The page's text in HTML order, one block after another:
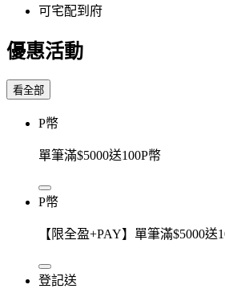
可宅配到府
優惠活動
看全部
P幣
單筆滿$5000送100P幣
P幣
【限全盈+PAY】單筆滿$5000送
登記送